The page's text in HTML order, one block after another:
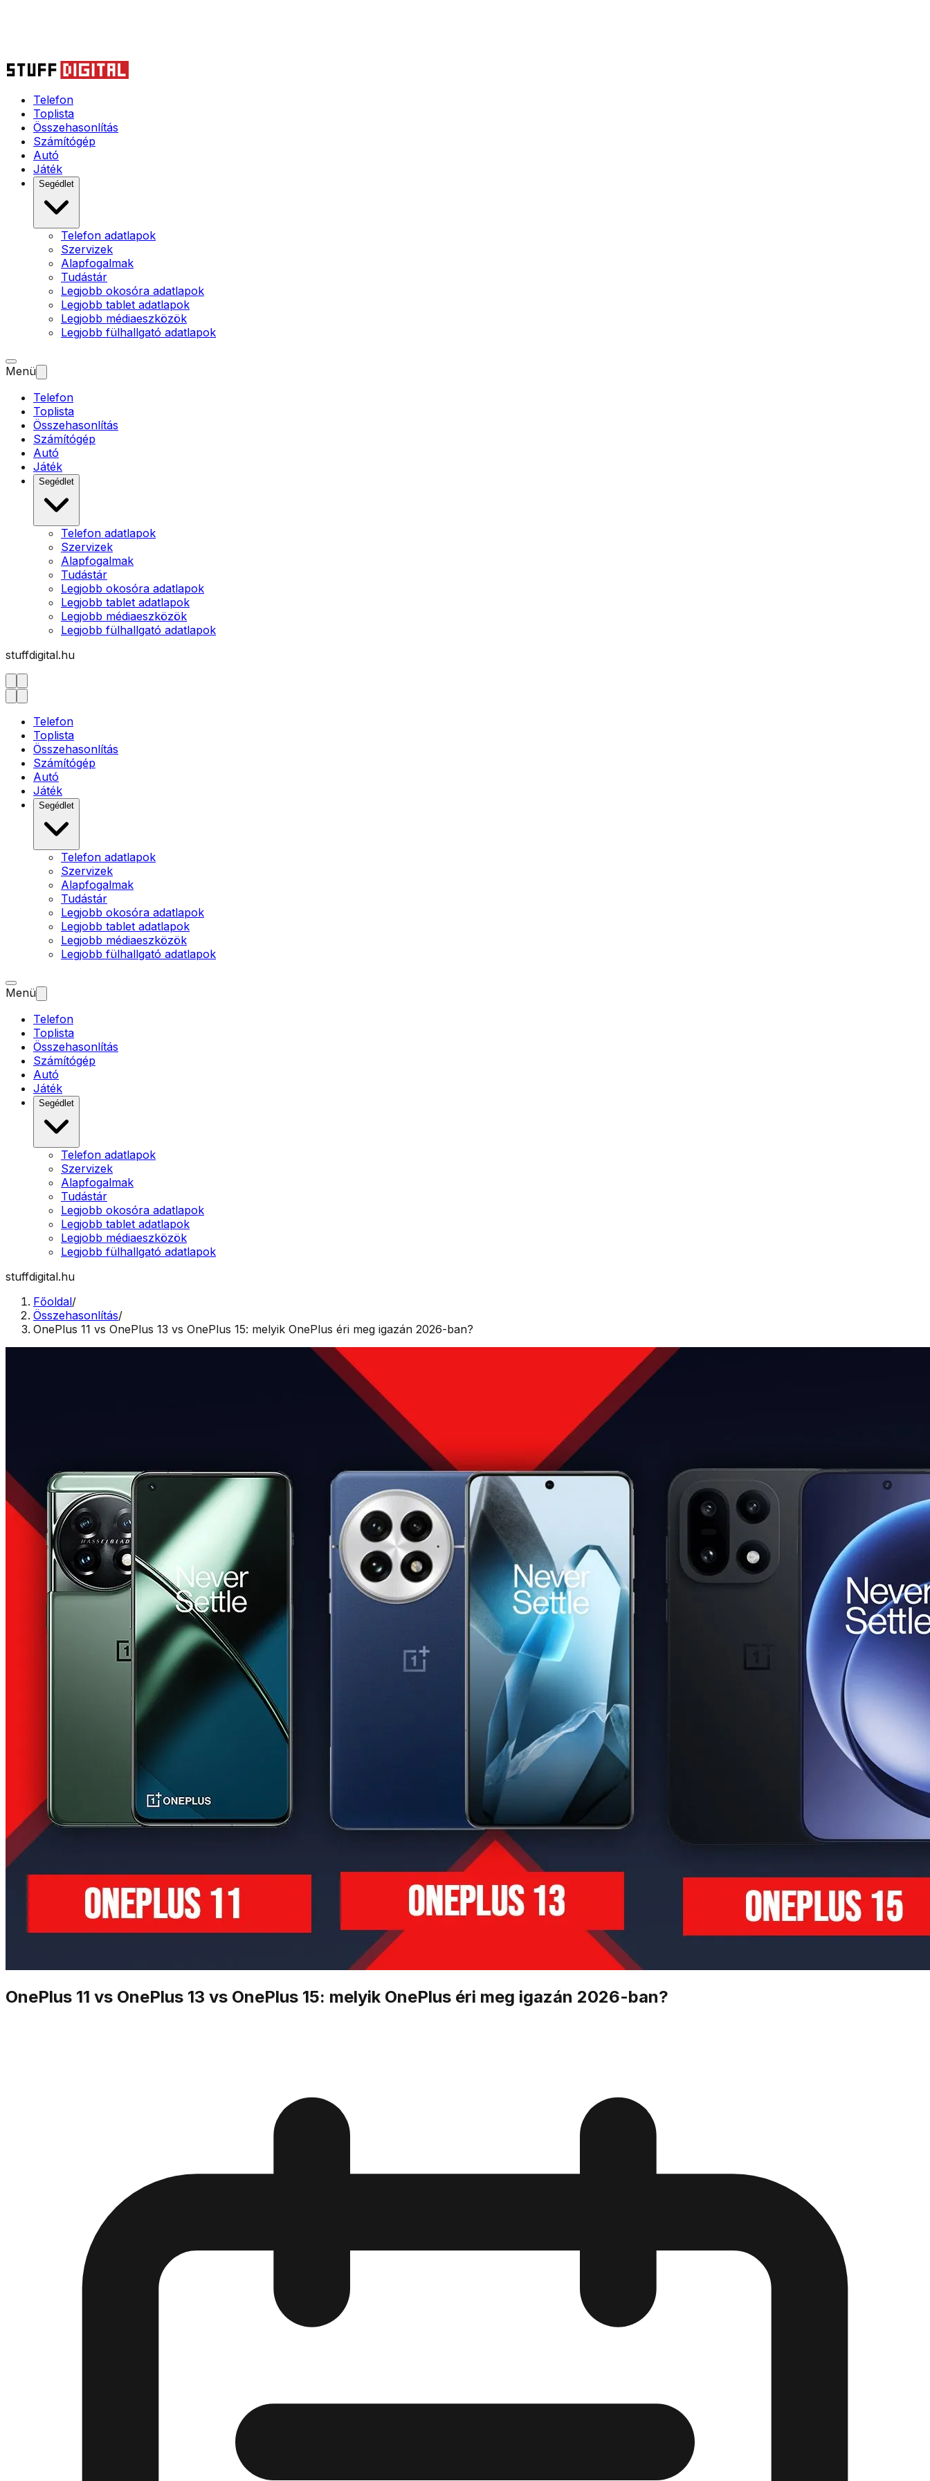
Telefon
Toplista
Összehasonlítás
Számítógép
Autó
Játék
Segédlet
Telefon adatlapok
Szervizek
Alapfogalmak
Tudástár
Legjobb okosóra adatlapok
Legjobb tablet adatlapok
Legjobb médiaeszközök
Legjobb fülhallgató adatlapok
Menü
Telefon
Toplista
Összehasonlítás
Számítógép
Autó
Játék
Segédlet
Telefon adatlapok
Szervizek
Alapfogalmak
Tudástár
Legjobb okosóra adatlapok
Legjobb tablet adatlapok
Legjobb médiaeszközök
Legjobb fülhallgató adatlapok
stuffdigital.hu
Telefon
Toplista
Összehasonlítás
Számítógép
Autó
Játék
Segédlet
Telefon adatlapok
Szervizek
Alapfogalmak
Tudástár
Legjobb okosóra adatlapok
Legjobb tablet adatlapok
Legjobb médiaeszközök
Legjobb fülhallgató adatlapok
Menü
Telefon
Toplista
Összehasonlítás
Számítógép
Autó
Játék
Segédlet
Telefon adatlapok
Szervizek
Alapfogalmak
Tudástár
Legjobb okosóra adatlapok
Legjobb tablet adatlapok
Legjobb médiaeszközök
Legjobb fülhallgató adatlapok
stuffdigital.hu
Főoldal/
Összehasonlítás/
OnePlus 11 vs OnePlus 13 vs OnePlus 15: melyik OnePlus éri meg igazán 2026-ban?
OnePlus 11 vs OnePlus 13 vs OnePlus 15: melyik OnePlus éri meg igazán 2026-ban?